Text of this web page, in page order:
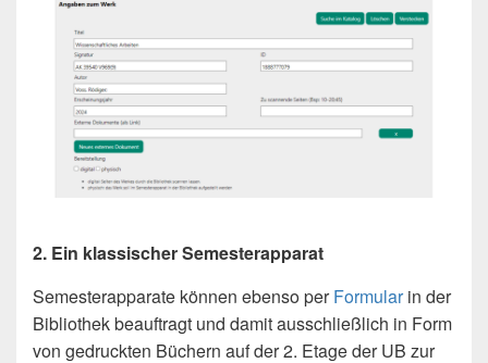
2. Ein klassischer Semesterapparat
Semesterapparate können ebenso perFormularin der
Bibliothek beauftragt und damit ausschließlich in Form
von gedruckten Büchern auf der 2. Etage der UB zur